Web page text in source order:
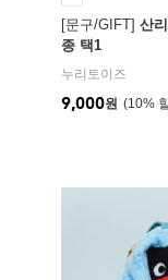
[문구/GIFT] 산
종 택1
누리토이즈
10%
9,000원